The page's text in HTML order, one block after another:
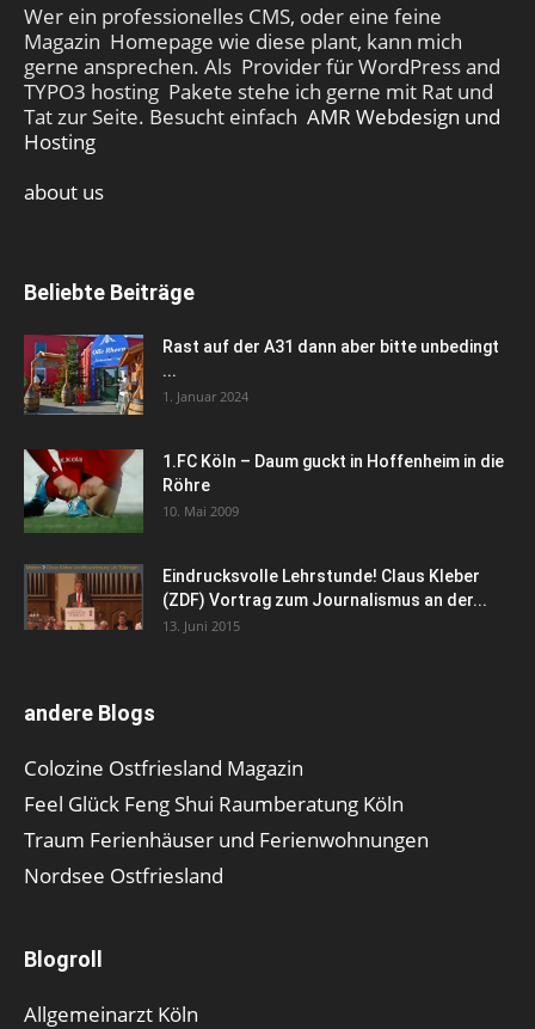
Wer ein professionelles CMS, oder eine feine
Magazin Homepage wie diese plant, kann mich
gerne ansprechen. Als Provider für WordPress and
TYPO3 hosting Pakete stehe ich gerne mit Rat und
Tat zur Seite. Besucht einfach AMR Webdesign und
Hosting
about us
Beliebte Beiträge
Rast auf der A31 dann aber bitte unbedingt
...
1. Januar 2024
1.FC Köln – Daum guckt in Hoffenheim in die
Röhre
10. Mai 2009
Eindrucksvolle Lehrstunde! Claus Kleber
(ZDF) Vortrag zum Journalismus an der...
13. Juni 2015
andere Blogs
Colozine Ostfriesland Magazin
Feel Glück Feng Shui Raumberatung Köln
Traum Ferienhäuser und Ferienwohnungen
Nordsee Ostfriesland
Blogroll
Allgemeinarzt Köln